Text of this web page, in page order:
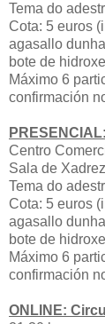
Tema do
Cota: 5 euros
agasallo
bote de
Máximo 6
confirmación
Centro
Sala de
Tema do
Cota: 5 euros
agasallo
bote de
Máximo 6
confirmación
ONLINE: